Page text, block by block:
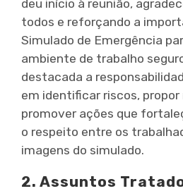
deu início à reunião,
todos e reforçando a
Simulado de Emergência
ambiente de trabalho
destacada a
em identificar riscos, propor
promover ações que
o respeito entre os
imagens do simulado.
2. Assuntos